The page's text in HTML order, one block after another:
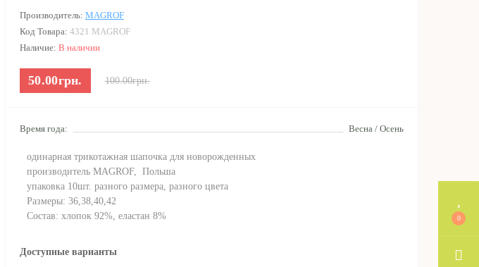
0
Производитель: MAGROF
Код Товара: 4321 MAGROF
Наличие: В наличии
50.00грн. 100.00грн.
Время года: Весна / Осень
одинарная трикотажная шапочка для новорожденных
производитель MAGROF, Польша
упаковка 10шт. разного размера, разного цвета
Размеры: 36,38,40,42
Состав: хлопок 92%, еластан 8%
Доступные варианты